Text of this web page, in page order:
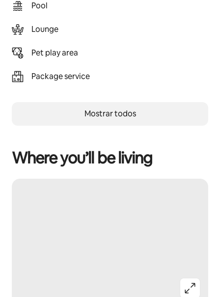
Pool
Lounge
Pet play area
Package service
Mostrar todos
Where you’ll be living